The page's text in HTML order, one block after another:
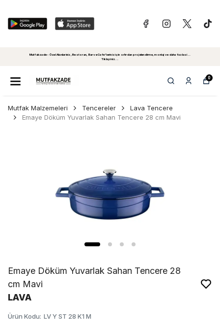
Mutfakzade - Özel Alanlariniz, Restoran, Bar ve Cafe'leriniz için sıfırdan projelendirme, montaj ve daha fazlasi...
Tiklayiniz...
0
Mutfak Malzemeleri Tencereler
Lava Tencere
Emaye Döküm Yuvarlak Sahan Tencere 28 cm Mavi
Emaye Döküm Yuvarlak Sahan Tencere 28
cm Mavi
LAVA
Ürün Kodu: LV Y ST 28 K1 M